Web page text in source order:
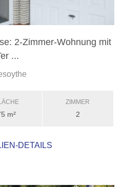
2-Zimmer-Wohnung mit
...
m²
ZIMMER
2
DETAILS